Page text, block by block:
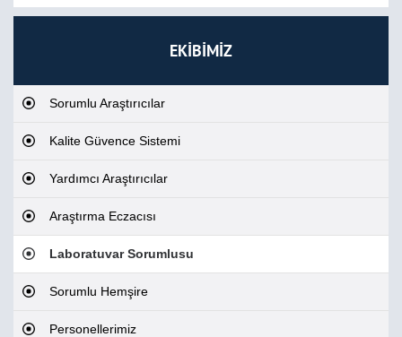
EKİBİMİZ
Sorumlu Araştırıcılar
Kalite Güvence Sistemi
Yardımcı Araştırıcılar
Araştırma Eczacısı
Laboratuvar Sorumlusu
Sorumlu Hemşire
Personellerimiz